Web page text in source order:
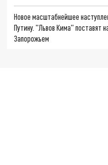
Новое масштабнейшее
Путину. "Львов Кима" поставят
Запорожьем